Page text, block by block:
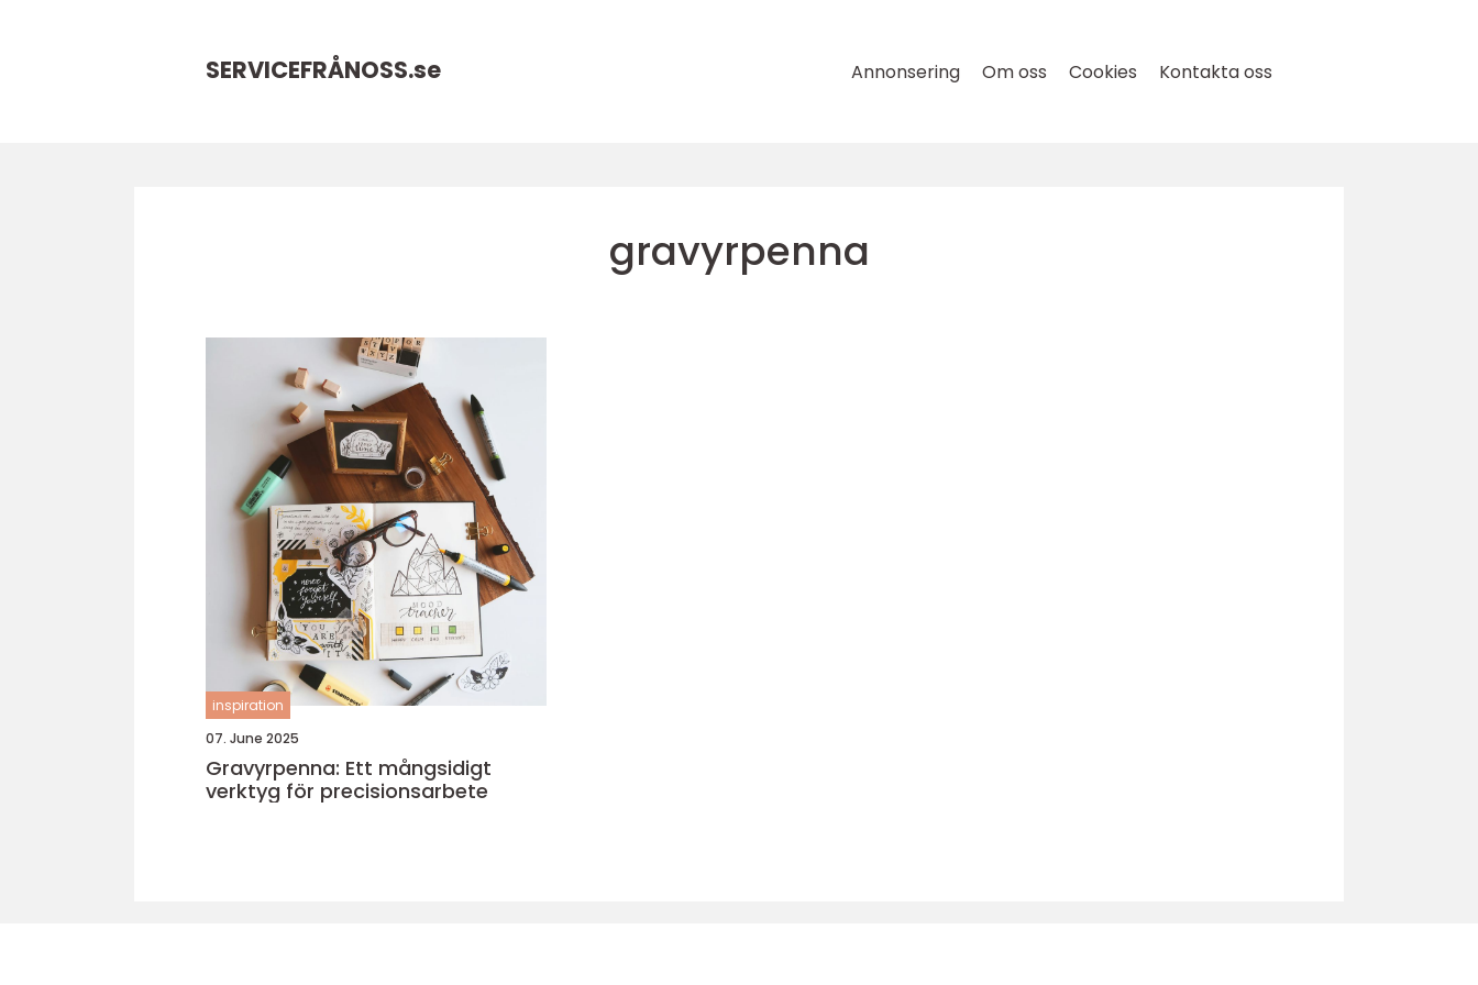
SERVICEFRÅNOSS.se Annonsering Om oss Cookies Kontakta oss
gravyrpenna
inspiration
07. June 2025
Gravyrpenna: Ett mångsidigt
verktyg för precisionsarbete